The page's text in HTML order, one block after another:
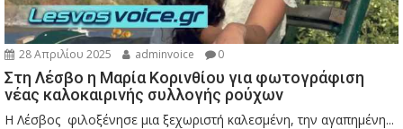
28 Απριλίου 2025 adminvoice 0
Στη Λέσβο η Μαρία Κορινθίου για φωτογράφιση
νέας καλοκαιρινής συλλογής ρούχων
Η Λέσβος φιλοξένησε μια ξεχωριστή καλεσμένη, την αγαπημένη...